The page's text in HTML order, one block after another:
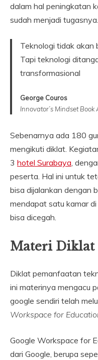
dalam hal peningkatan
sudah menjadi
Teknologi tidak akan
Tapi teknologi
transformasional
George Couros
Innovator’s Mindset Book
Sebenarnya ada 180
mengikuti diklat.
3 hotel Surabaya ,
peserta. Hal ini untuk
bisa dijalankan dengan
mendapat satu kamar
bisa dicegah.
Materi Diklat
Diklat pemanfaatan
ini materinya mengacu
google sendiri telah
Workspace for
Google Workspace for
dari Google, berupa